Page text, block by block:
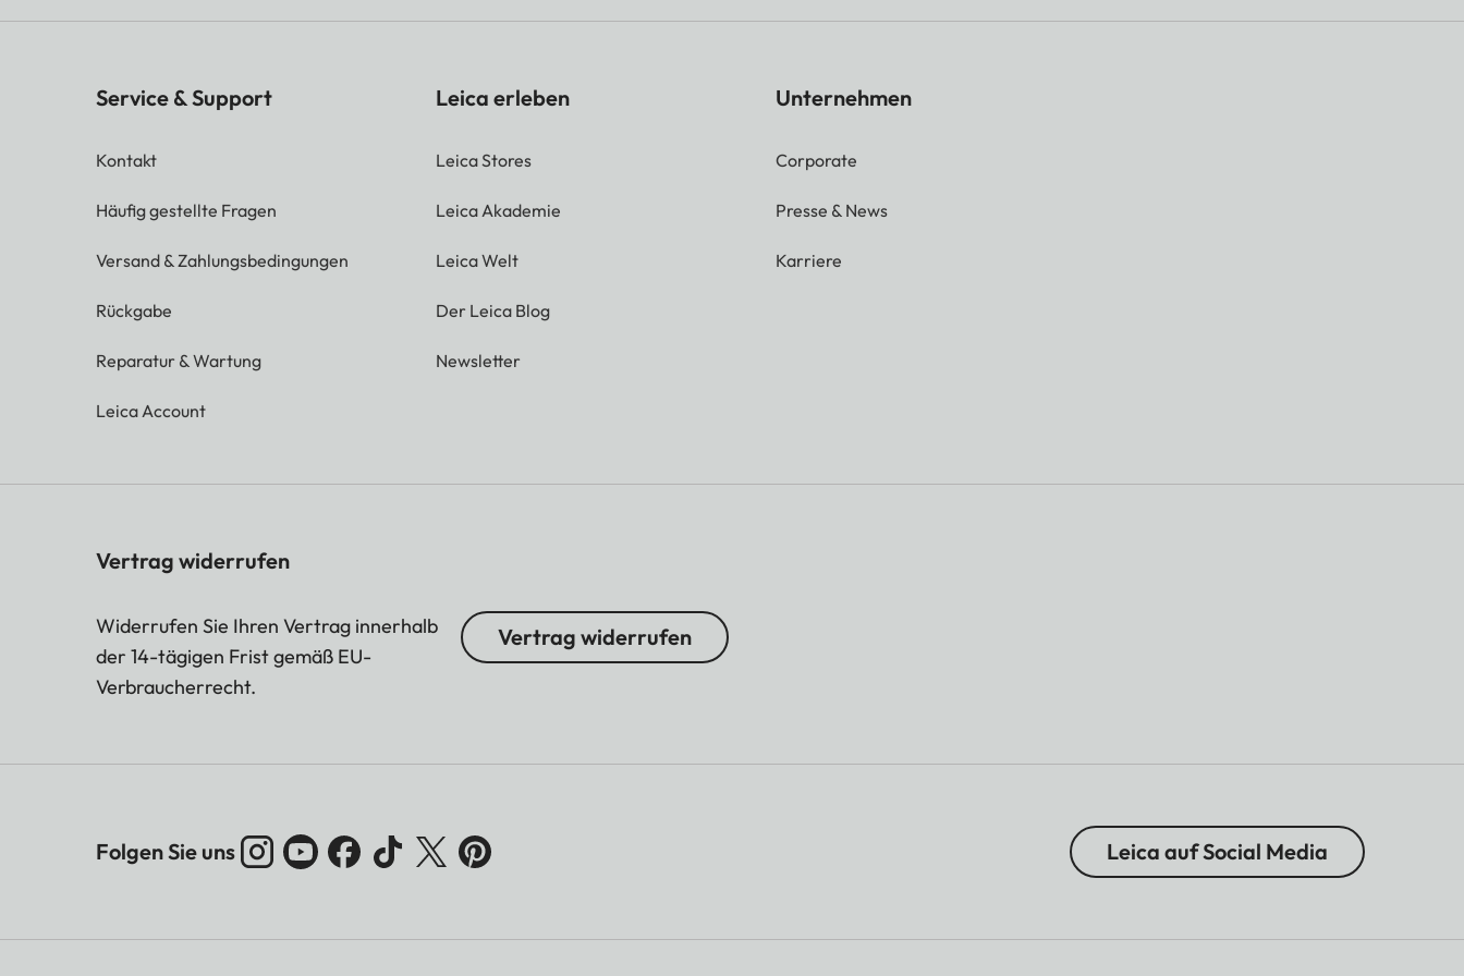
Service & Support
Kontakt
Häufig gestellte Fragen
Versand & Zahlungsbedingungen
Rückgabe
Reparatur & Wartung
Leica Account
Leica erleben
Leica Stores
Leica Akademie
Leica Welt
Der Leica Blog
Newsletter
Unternehmen
Corporate
Presse & News
Karriere
Vertrag widerrufen
Widerrufen Sie Ihren Vertrag innerhalb
der 14-tägigen Frist gemäß EU-
Verbraucherrecht.
Vertrag widerrufen
Folgen Sie uns Leica auf Social Media